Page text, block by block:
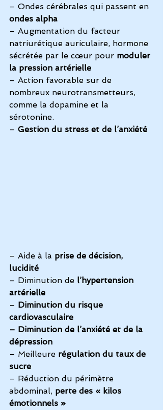
– Ondes cérébrales qui passent en
ondes alpha
– Augmentation du facteur
natriurétique auriculaire, hormone
sécrétée par le cœur pour moduler
la pression artérielle
– Action favorable sur de
nombreux neurotransmetteurs,
comme la dopamine et la
sérotonine.
– Gestion du stress et de l’anxiété
– Aide à la prise de décision,
lucidité
– Diminution de l’hypertension
artérielle
– Diminution du risque
cardiovasculaire
– Diminution de l’anxiété et de la
dépression
– Meilleure régulation du taux de
sucre
– Réduction du périmètre
abdominal, perte des « kilos
émotionnels »